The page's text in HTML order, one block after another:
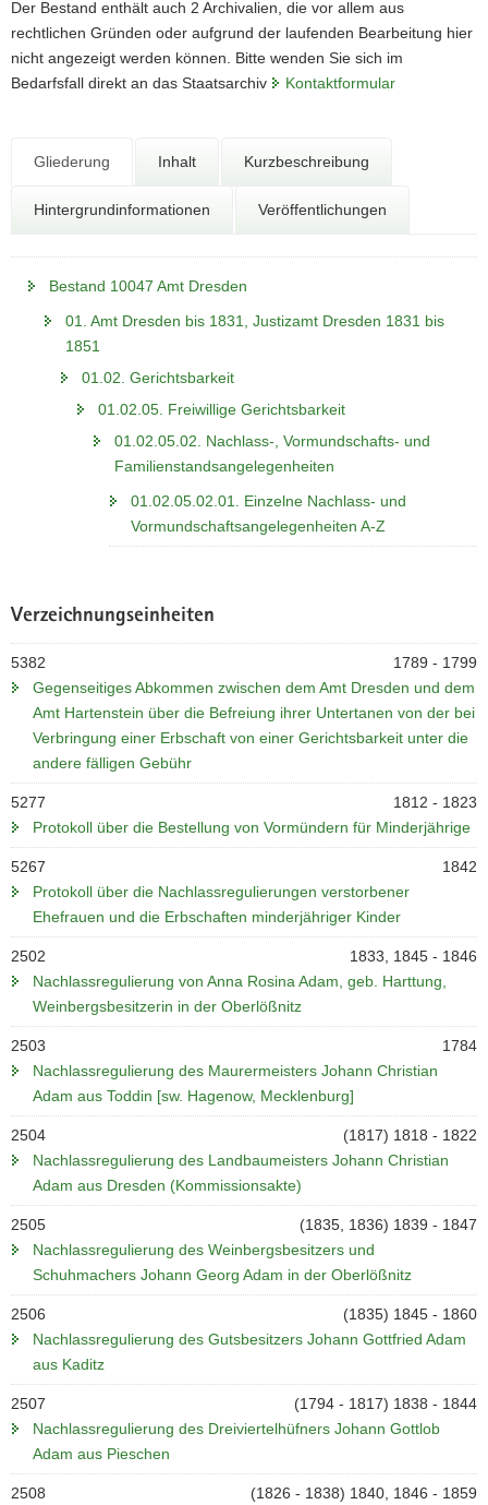
a
v
i
Der Bestand enthält auch 2 Archivalien, die vor allem aus
rechtlichen Gründen oder aufgrund der laufenden Bearbeitung hier
nicht angezeigt werden können. Bitte wenden Sie sich im
Bedarfsfall direkt an das Staatsarchiv
Kontaktformular
Gliederung Inhalt Kurzbeschreibung
Hintergrundinformationen Veröffentlichungen
Bestand 10047 Amt Dresden
01. Amt Dresden bis 1831, Justizamt Dresden 1831 bis
1851
01.02. Gerichtsbarkeit
01.02.05. Freiwillige Gerichtsbarkeit
01.02.05.02. Nachlass-, Vormundschafts- und
Familienstandsangelegenheiten
01.02.05.02.01. Einzelne Nachlass- und
Vormundschaftsangelegenheiten A-Z
Verzeichnungseinheiten
5382
1789 - 1799
Gegenseitiges Abkommen zwischen dem Amt Dresden und dem
Amt Hartenstein über die Befreiung ihrer Untertanen von der bei
Verbringung einer Erbschaft von einer Gerichtsbarkeit unter die
andere fälligen Gebühr
5277
1812 - 1823
Protokoll über die Bestellung von Vormündern für Minderjährige
5267
1842
Protokoll über die Nachlassregulierungen verstorbener
Ehefrauen und die Erbschaften minderjähriger Kinder
2502
1833, 1845 - 1846
Nachlassregulierung von Anna Rosina Adam, geb. Harttung,
Weinbergsbesitzerin in der Oberlößnitz
2503
1784
Nachlassregulierung des Maurermeisters Johann Christian
Adam aus Toddin [sw. Hagenow, Mecklenburg]
2504
(1817) 1818 - 1822
Nachlassregulierung des Landbaumeisters Johann Christian
Adam aus Dresden (Kommissionsakte)
2505
(1835, 1836) 1839 - 1847
Nachlassregulierung des Weinbergsbesitzers und
Schuhmachers Johann Georg Adam in der Oberlößnitz
2506
(1835) 1845 - 1860
Nachlassregulierung des Gutsbesitzers Johann Gottfried Adam
aus Kaditz
2507
(1794 - 1817) 1838 - 1844
Nachlassregulierung des Dreiviertelhüfners Johann Gottlob
Adam aus Pieschen
2508
(1826 - 1838) 1840, 1846 - 1859